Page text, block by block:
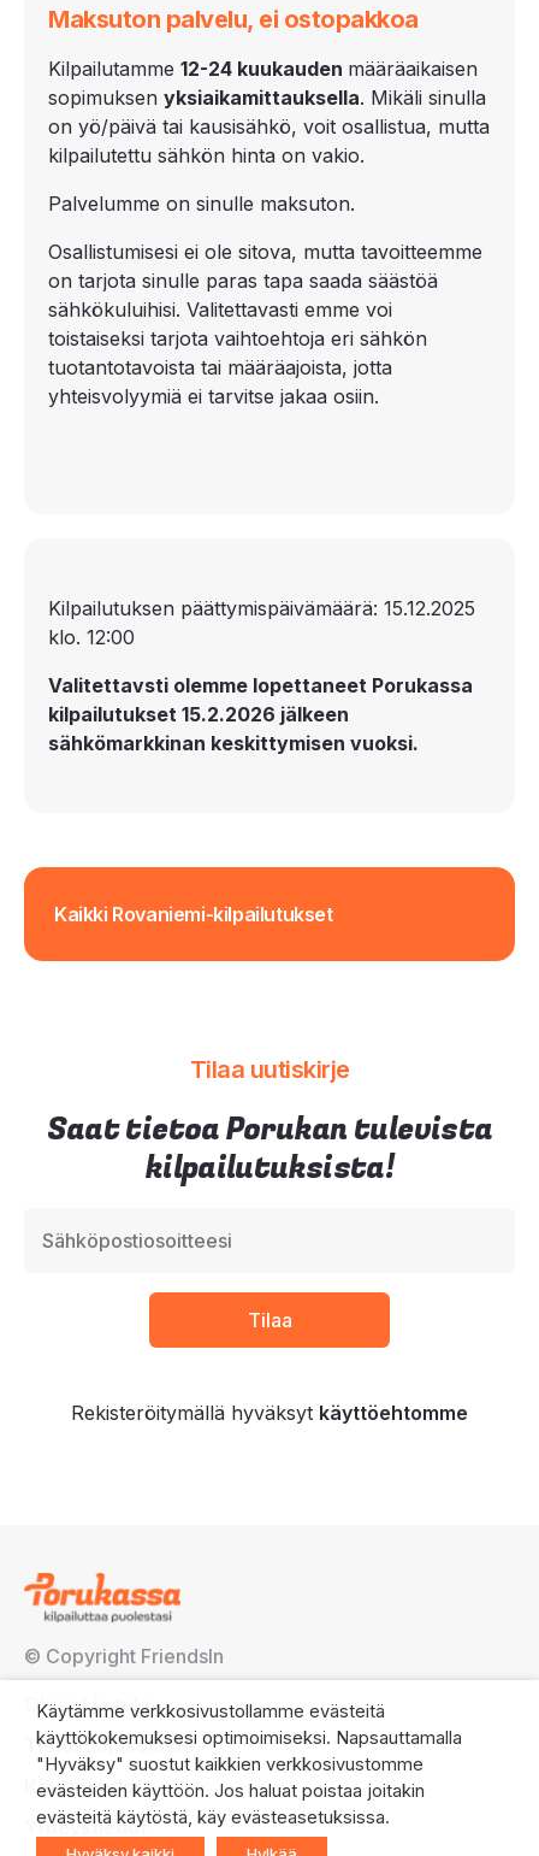
Kilpailutuksen päättymispäivämäärä: 15.12.2025
klo. 12:00
Valitettavsti olemme lopettaneet Porukassa
kilpailutukset 15.2.2026 jälkeen
sähkömarkkinan keskittymisen vuoksi.
Maksuton palvelu, ei ostopakkoa
Kilpailutamme 12-24 kuukauden määräaikaisen
sopimuksen yksiaikamittauksella. Mikäli sinulla
on yö/päivä tai kausisähkö, voit osallistua, mutta
kilpailutettu sähkön hinta on vakio.
Palvelumme on sinulle maksuton.
Osallistumisesi ei ole sitova, mutta tavoitteemme
on tarjota sinulle paras tapa saada säästöä
sähkökuluihisi. Valitettavasti emme voi
toistaiseksi tarjota vaihtoehtoja eri sähkön
tuotantotavoista tai määräajoista, jotta
yhteisvolyymiä ei tarvitse jakaa osiin.
Kaikki Rovaniemi-kilpailutukset
Tilaa uutiskirje
Saat tietoa Porukan tulevista
kilpailutuksista!
Rekisteröitymällä hyväksyt käyttöehtomme
© Copyright FriendsIn
Ohjeet ja tuki
Tietosuojaseloste
Käyttöehdot
Yhteystiedot
Käytämme verkkosivustollamme evästeitä
käyttökokemuksesi optimoimiseksi. Napsauttamalla
"Hyväksy" suostut kaikkien verkkosivustomme
evästeiden käyttöön. Jos haluat poistaa joitakin
evästeitä käytöstä, käy evästeasetuksissa.